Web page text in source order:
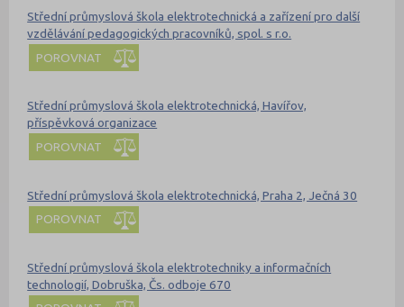
Střední průmyslová škola elektrotechnická a zařízení pro další
vzdělávání pedagogických pracovníků, spol. s r.o.
POROVNAT
Střední průmyslová škola elektrotechnická, Havířov,
příspěvková organizace
POROVNAT
Střední průmyslová škola elektrotechnická, Praha 2, Ječná 30
POROVNAT
Střední průmyslová škola elektrotechniky a informačních
technologií, Dobruška, Čs. odboje 670